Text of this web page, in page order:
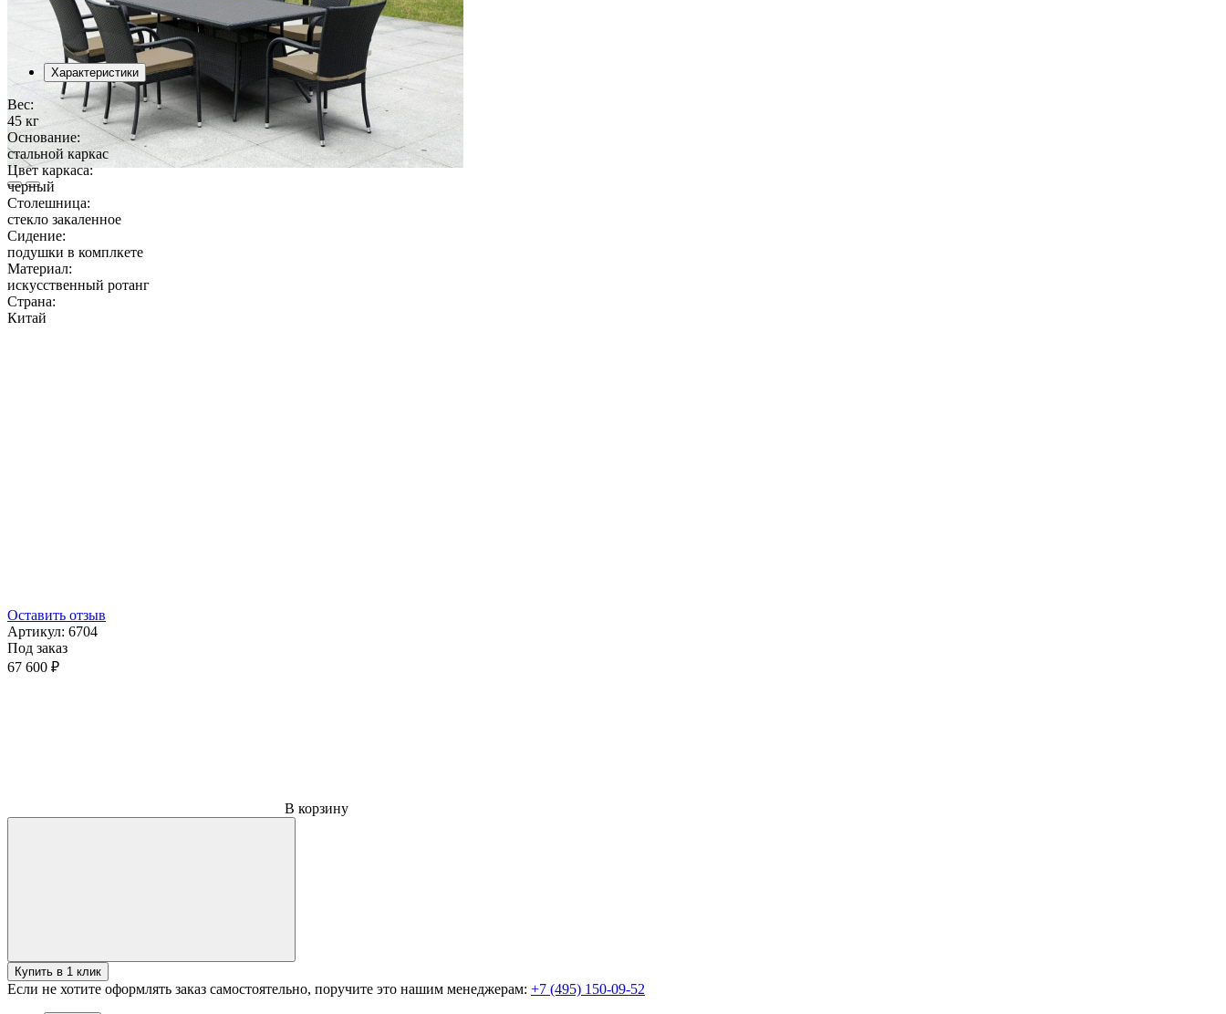
Характеристики
Вес:
45 кг
Основание:
стальной каркас
Цвет каркаса:
черный
Столешница:
стекло закаленное
Сидение:
подушки в комплкете
Материал:
искусственный ротанг
Страна:
Китай
Оставить отзыв
Артикул: 6704
Под заказ
67 600 ₽
В корзину
Купить в 1 клик
Если не хотите оформлять заказ самостоятельно, поручите это нашим менеджерам: +7 (495) 150-09-52